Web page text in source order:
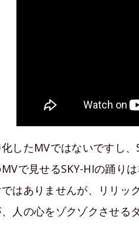
したMVではないですし
で見せるSKY-HIの踊りは
はありませんが、リリッ
人の心をゾクゾクさせる